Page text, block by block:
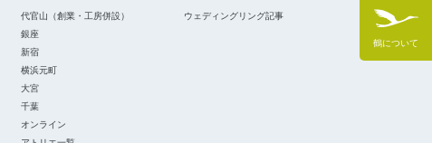
鶴について
代官山（創業・工房併設）
銀座
新宿
横浜元町
大宮
千葉
オンライン
ウェディングリング記事